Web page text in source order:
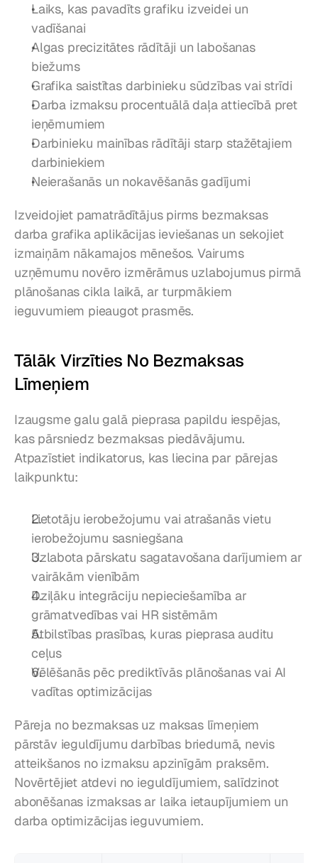
Laiks, kas pavadīts grafiku izveidei un
vadīšanai
Algas precizitātes rādītāji un labošanas
biežums
Grafika saistītas darbinieku sūdzības vai strīdi
Darba izmaksu procentuālā daļa attiecībā pret
ieņēmumiem
Darbinieku mainības rādītāji starp stažētajiem
darbiniekiem
Neierašanās un nokavēšanās gadījumi
Izveidojiet pamatrādītājus pirms bezmaksas
darba grafika aplikācijas ieviešanas un sekojiet
izmaiņām nākamajos mēnešos. Vairums
uzņēmumu novēro izmērāmus uzlabojumus pirmā
plānošanas cikla laikā, ar turpmākiem
ieguvumiem pieaugot prasmēs.
Tālāk Virzīties No Bezmaksas
Līmeņiem
Izaugsme galu galā pieprasa papildu iespējas,
kas pārsniedz bezmaksas piedāvājumu.
Atpazīstiet indikatorus, kas liecina par pārejas
laikpunktu:
Lietotāju ierobežojumu vai atrašanās vietu
ierobežojumu sasniegšana
Uzlabota pārskatu sagatavošana darījumiem ar
vairākām vienībām
Dziļāku integrāciju nepieciešamība ar
grāmatvedības vai HR sistēmām
Atbilstības prasības, kuras pieprasa auditu
ceļus
Vēlēšanās pēc prediktīvās plānošanas vai AI
vadītas optimizācijas
Pāreja no bezmaksas uz maksas līmeņiem
pārstāv ieguldījumu darbības briedumā, nevis
atteikšanos no izmaksu apzinīgām praksēm.
Novērtējiet atdevi no ieguldījumiem, salīdzinot
abonēšanas izmaksas ar laika ietaupījumiem un
darba optimizācijas ieguvumiem.